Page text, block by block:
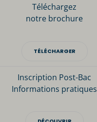
Téléchargez
notre brochure
TÉLÉCHARGER
Inscription Post-Bac
Informations pratiques